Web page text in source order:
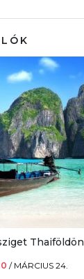
Thaiföldön
/ MÁRCIUS 24.